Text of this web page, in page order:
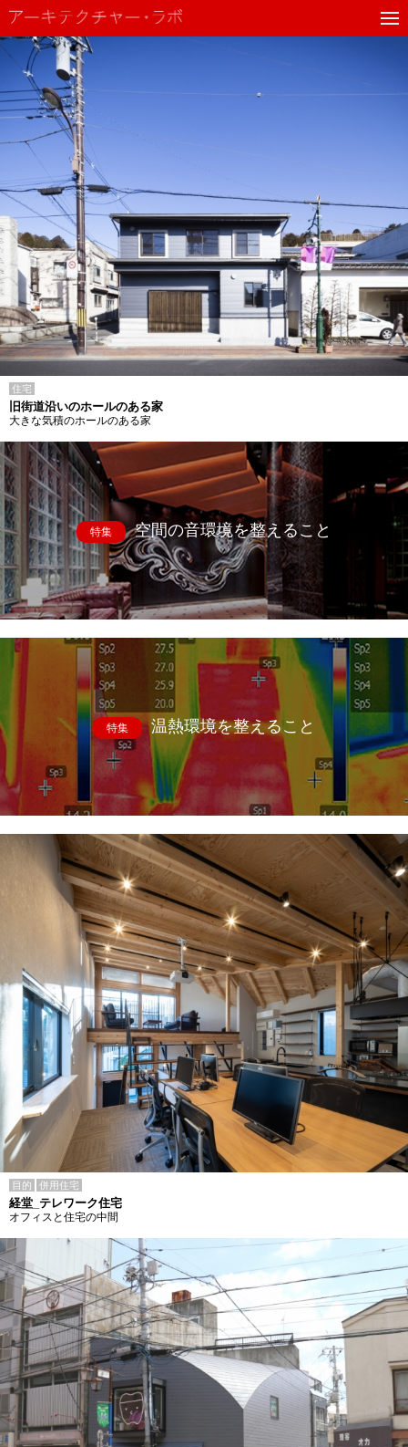
住宅
旧街道沿いのホールのある家
大きな気積のホールのある家
特集 空間の音環境を整えること
特集 温熱環境を整えること
目的 併用住宅
経堂_テレワーク住宅
オフィスと住宅の中間